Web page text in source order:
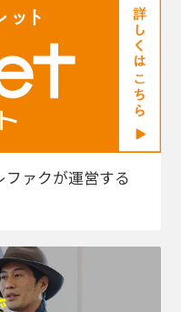
ファクが運営する